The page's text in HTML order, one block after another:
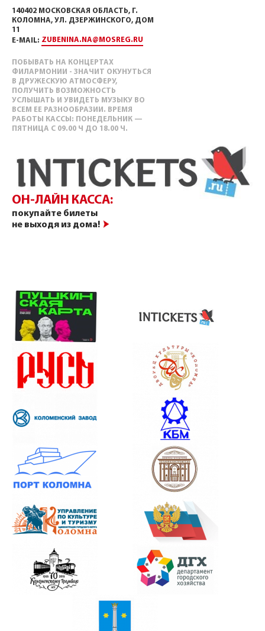
140402 МОСКОВСКАЯ ОБЛАСТЬ, Г.
КОЛОМНА, УЛ. ДЗЕРЖИНСКОГО, ДОМ
11
E-MAIL: ZUBENINA.NA@MOSREG.RU
ПОБЫВАТЬ НА КОНЦЕРТАХ
ФИЛАРМОНИИ - ЗНАЧИТ ОКУНУТЬСЯ
В ДРУЖЕСКУЮ АТМОСФЕРУ,
ПОЛУЧИТЬ ВОЗМОЖНОСТЬ
УСЛЫШАТЬ И УВИДЕТЬ МУЗЫКУ ВО
ВСЕМ ЕЕ РАЗНООБРАЗИИ. ВРЕМЯ
РАБОТЫ КАССЫ: ПОНЕДЕЛЬНИК —
ПЯТНИЦА С 09.00 Ч ДО 18.00 Ч.
ОН-ЛАЙН КАССА:
покупайте билеты
не выходя из дома!